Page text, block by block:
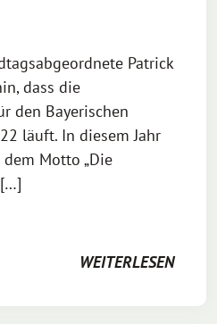
Patrick
dass die
den Bayerischen
läuft. In diesem Jahr
Motto „Die
WEITERLESEN